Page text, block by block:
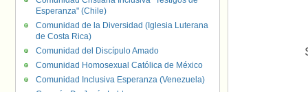
Esperanza" (Chile)
Comunidad de la Diversidad (Iglesia Luterana
de Costa Rica)
Comunidad del Discípulo Amado
Comunidad Homosexual Católica de México
Comunidad Inclusiva Esperanza (Venezuela)